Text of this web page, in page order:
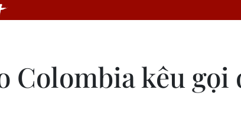
Colombia kêu gọi